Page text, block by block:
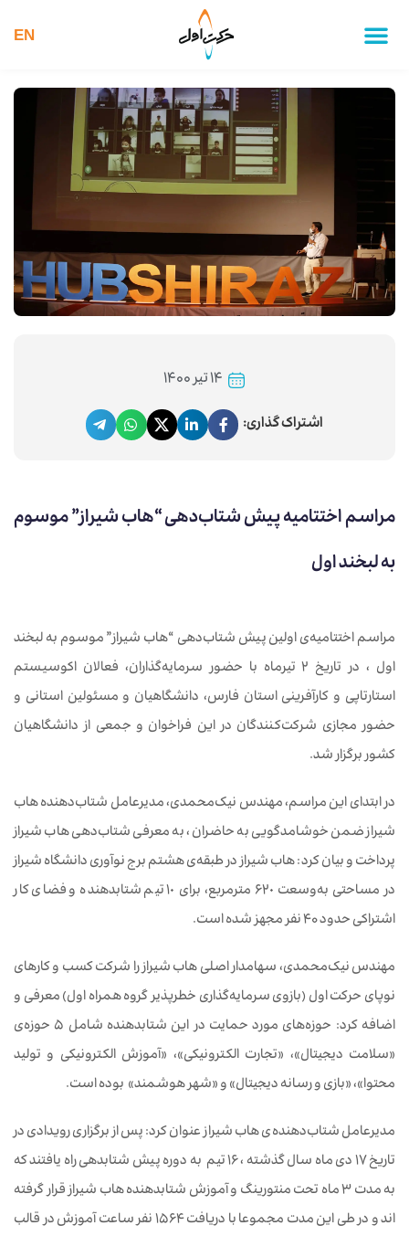
EN
۱۴ تیر ۱۴۰۰
اشتراک گذاری:
مراسم اختتامیه‌ پیش شتاب‌دهی “هاب شیراز” موسوم
به لبخند اول
مراسم اختتامیه‌ی اولین پیش شتاب‌دهی “هاب شیراز” موسوم به لبخند
اول ، در تاریخ 2 تیرماه با حضور سرمایه‌گذاران، فعالان اکوسیستم
استارتاپی و کارآفرینی استان فارس، دانشگاهیان و مسئولین استانی و
حضور مجازی شرکت‌کنندگان در این فراخوان و جمعی از دانشگاهیان
کشور برگزار شد.
در ابتدای این مراسم، مهندس نیک‌محمدی، مدیرعامل شتاب‌دهنده هاب
شیراز ضمن خوشامدگویی به حاضران، به معرفی شتاب‌دهی هاب شیراز
پرداخت و بیان کرد: هاب شیراز در طبقه‌ی هشتم برج نوآوری دانشگاه شیراز
در مساحتی به‌وسعت ٦٢٠ مترمربع، برای ١٠ تیم شتابدهنده و فضای کار
اشتراکی حدود 40 نفر مجهز شده است.
مهندس نیک‌محمدی، سهامدار اصلی هاب شیراز را شرکت کسب و کارهای
نوپای حرکت اول (بازوی سرمایه‌گذاری خطرپذیر گروه همراه اول) معرفی و
اضافه کرد: حوزه‌های مورد حمایت در این شتابدهنده شامل ۵ حوزه‌ی
«سلامت دیجیتال»، «تجارت الکترونیکی»، «آموزش الکترونیکی و تولید
محتوا»، «بازی و رسانه دیجیتال» و «شهر هوشمند» بوده است.
مدیرعامل شتاب‌دهنده‌ی هاب شیراز عنوان کرد: پس از برگزاری رویدادی در
تاریخ 17 دی ماه سال گذشته ، 16 تیم به دوره پیش شتابدهی راه یافتند که
به مدت 3 ماه تحت منتورینگ و آموزش شتابدهنده هاب شیراز قرار گرفته
اند و در طی این مدت مجموعا با دریافت 1564 نفر ساعت آموزش در قالب